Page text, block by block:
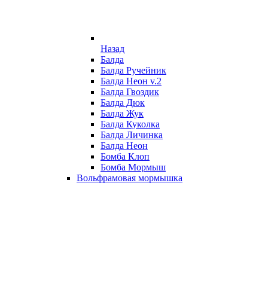
Назад
Балда
Балда Ручейник
Балда Неон v.2
Балда Гвоздик
Балда Дюк
Балда Жук
Балда Куколка
Балда Личинка
Балда Неон
Бомба Клоп
Бомба Мормыш
Вольфрамовая мормышка